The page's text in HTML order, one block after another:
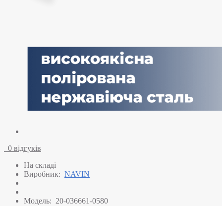
0 відгуків
На складі
Виробник: NAVIN
Модель: 20-036661-0580